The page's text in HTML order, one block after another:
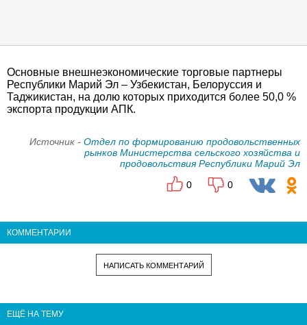
Основные внешнеэкономические торговые партнеры
Республики Марий Эл – Узбекистан, Белоруссия и
Таджикистан, на долю которых приходится более 50,0 %
экспорта продукции АПК.
Источник - Отдел по формированию продовольственных
рынков Министерства сельского хозяйства и
продовольствия Республики Марий Эл
0
0
КОММЕНТАРИИ
НАПИСАТЬ КОММЕНТАРИЙ
ЕЩЁ НА ТЕМУ